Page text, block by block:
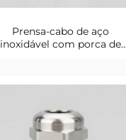
Prensa-cabo de aço
inoxidável com porca de